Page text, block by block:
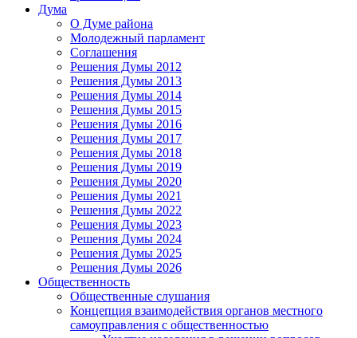
Дума
О Думе района
Молодежный парламент
Соглашения
Решения Думы 2012
Решения Думы 2013
Решения Думы 2014
Решения Думы 2015
Решения Думы 2016
Решения Думы 2017
Решения Думы 2018
Решения Думы 2019
Решения Думы 2020
Решения Думы 2021
Решения Думы 2022
Решения Думы 2023
Решения Думы 2024
Решения Думы 2025
Решения Думы 2026
Общественность
Общественные слушания
Концепция взаимодействия органов местного
самоуправления с общественностью